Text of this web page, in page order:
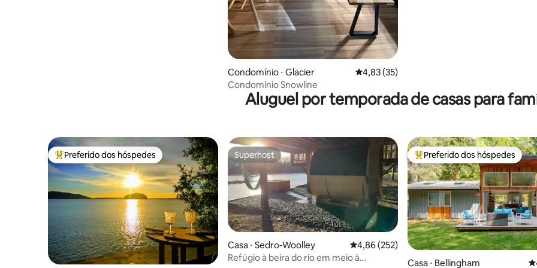
Condomínio ⋅ Glacier 4,83 de uma avaliação média de 5, 35
4,83 (35)
Condomínio Snowline
Aluguel por temporada de casas para
Entre os melhores preferidos dos hóspedes
Preferido dos hóspedes Superhost
Superhost
Casa ⋅ Sedro-Woolley 4,86 de uma avaliação média de 5, 252
4,86 (252)
Refúgio à beira do rio em meio à
Entre os melhores preferidos
Preferido dos hóspedes
Casa ⋅ Bellingham